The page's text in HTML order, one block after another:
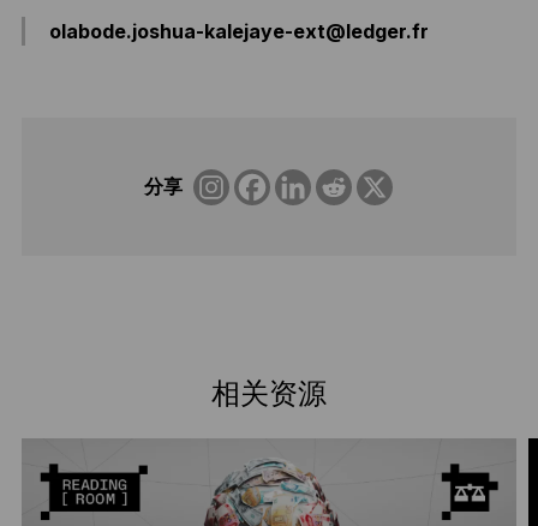
olabode.joshua-kalejaye-ext@ledger.fr
分享
相关资源